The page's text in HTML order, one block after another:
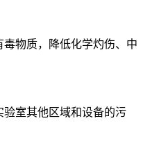
物质，降低化学灼伤、中
室其他区域和设备的污